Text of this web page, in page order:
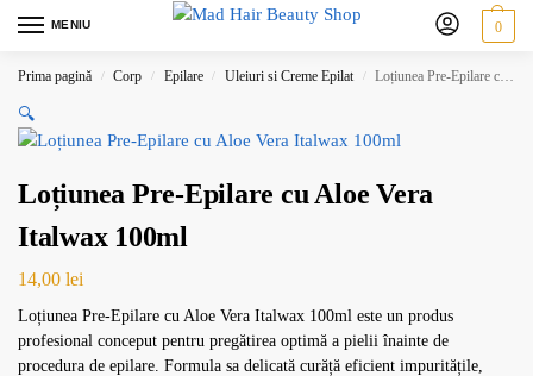
MENIU 0
Prima pagină / Corp / Epilare / Uleiuri si Creme Epilat / Loțiunea Pre-Epilare cu Aloe Vera Italwax 100ml
🔍
Loțiunea Pre-Epilare cu Aloe Vera
Italwax 100ml
14,00 lei
Loțiunea Pre-Epilare cu Aloe Vera Italwax 100ml este un produs
profesional conceput pentru pregătirea optimă a pielii înainte de
procedura de epilare. Formula sa delicată curăță eficient impuritățile,